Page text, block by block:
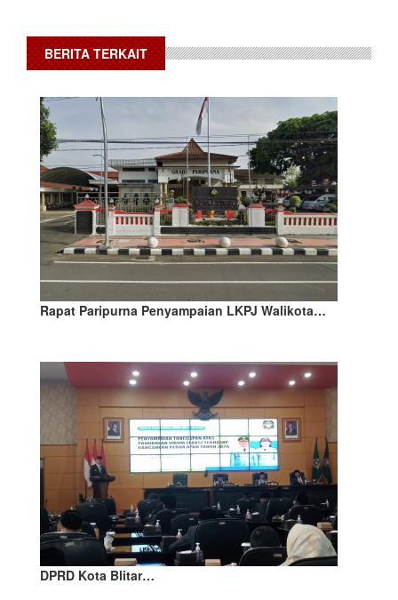
BERITA TERKAIT
Rapat Paripurna Penyampaian LKPJ Walikota…
DPRD Kota Blitar…